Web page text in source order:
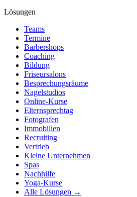
Lösungen
Teams
Termine
Barbershops
Coaching
Bildung
Friseursalons
Besprechungsräume
Nagelstudios
Online-Kurse
Elternsprechtag
Fotografen
Immobilien
Recruiting
Vertrieb
Kleine Unternehmen
Spas
Nachhilfe
Yoga-Kurse
Alle Lösungen →